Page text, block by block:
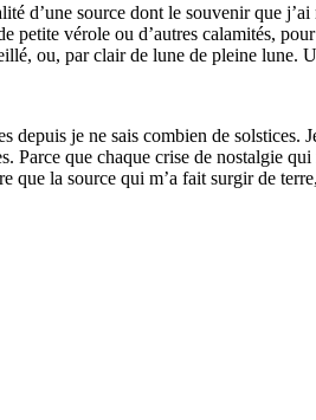
d’une source dont le souvenir que
petite vérole ou d’autres calamités,
ou, par clair de lune de pleine lune.
depuis je ne sais combien de
que chaque crise de nostalgie
que la source qui m’a fait surgir de